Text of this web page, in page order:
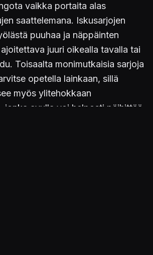
vaikka portaita alas
saattelemana. Iskusarjojen
puuhaa ja näppäinten
juuri oikealla tavalla tai
Toisaalta monimutkaisia sarjoja
opetella lainkaan, sillä
myös ylitehokkaan
jonka avulla voi helposti päihittää